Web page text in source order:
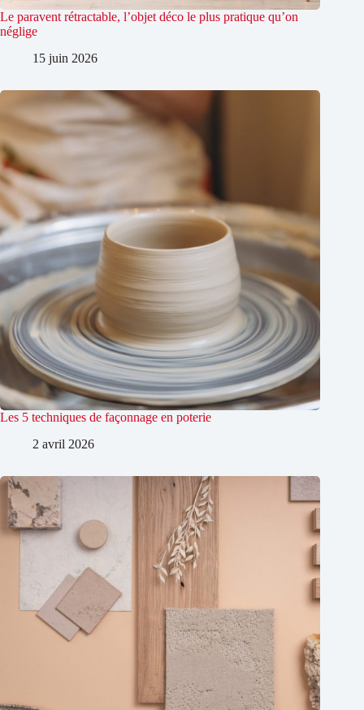
Le paravent rétractable, l’objet déco le plus pratique qu’on
néglige
15 juin 2026
Les 5 techniques de façonnage en poterie
2 avril 2026